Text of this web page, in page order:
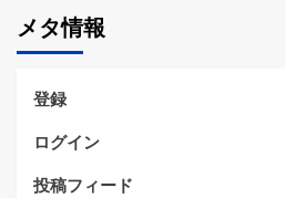
リ
ー
メタ情報
登録
ログイン
投稿フィード